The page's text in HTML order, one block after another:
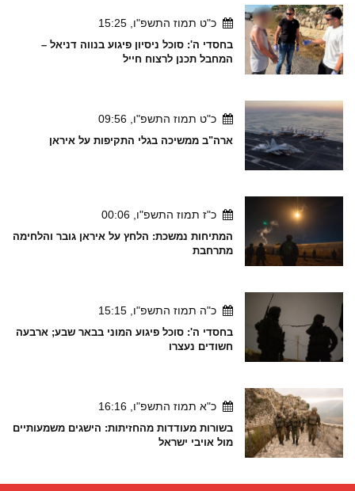
כ"ט תמוז התשפ"ו, 15:25
בחסדי ה': סוכל ניסיון פיגוע בנווה דניאל –
המחבל תכנן לרצוח חייל
כ"ט תמוז התשפ"ו, 09:56
ארה"ב ממשיכה בגלי התקיפות על איראן
כ"ז תמוז התשפ"ו, 00:06
המתיחות נמשכת: הלחץ על איראן גובר והלחימה
מתרחבת
כ"ה תמוז התשפ"ו, 15:15
בחסדי ה': סוכל פיגוע המוני בבאר שבע; ארבעה
חשודים נעצרו
כ"א תמוז התשפ"ו, 16:16
בשורות מעודדות מהחזיתות: הישגים משמעותיים
מול אויבי ישראל